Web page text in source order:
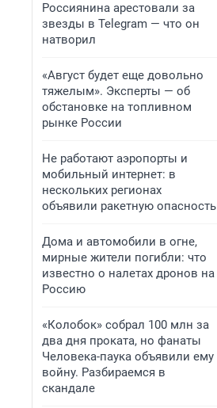
Россиянина арестовали за
звезды в Telegram — что он
натворил
«Август будет еще довольно
тяжелым». Эксперты — об
обстановке на топливном
рынке России
Не работают аэропорты и
мобильный интернет: в
нескольких регионах
объявили ракетную опасность
Дома и автомобили в огне,
мирные жители погибли: что
известно о налетах дронов на
Россию
«Колобок» собрал 100 млн за
два дня проката, но фанаты
Человека-паука объявили ему
войну. Разбираемся в
скандале